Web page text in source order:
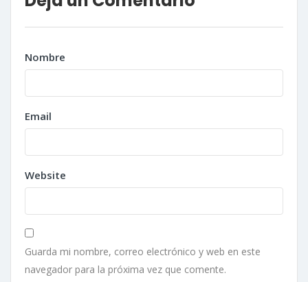
Nombre
Email
Website
Guarda mi nombre, correo electrónico y web en este
navegador para la próxima vez que comente.